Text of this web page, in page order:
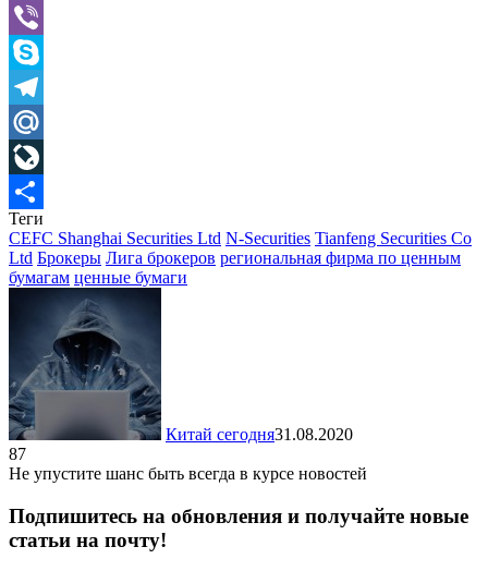
VK
Viber
Skype
Telegram
Mail.Ru
LiveJournal
Отправить
Теги
CEFC Shanghai Securities Ltd N-Securities Tianfeng Securities Co
Ltd Брокеры Лига брокеров региональная фирма по ценным
бумагам ценные бумаги
Китай сегодня31.08.2020
87
Не упустите шанс быть всегда в курсе новостей
Подпишитесь на обновления и получайте новые
статьи на почту!